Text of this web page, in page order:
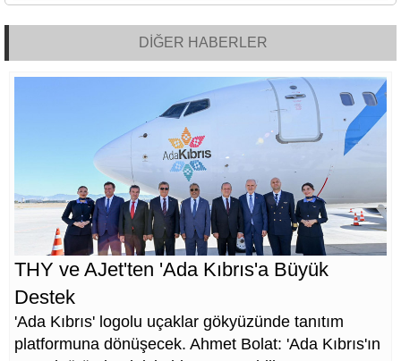
DİĞER HABERLER
THY ve AJet'ten 'Ada Kıbrıs'a Büyük
Destek
'Ada Kıbrıs' logolu uçaklar gökyüzünde tanıtım
platformuna dönüşecek. Ahmet Bolat: 'Ada Kıbrıs'ın